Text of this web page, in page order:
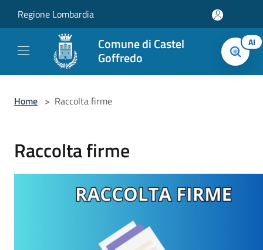
Regione Lombardia
Comune di Castel
Goffredo
AI
Home > Raccolta firme
Raccolta firme